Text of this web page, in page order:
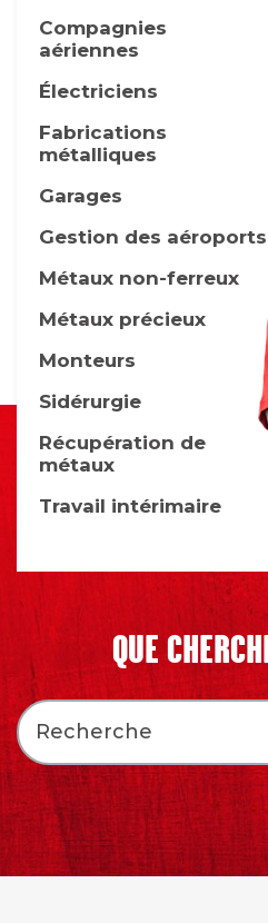
Compagnies
aériennes
Électriciens
Fabrications
métalliques
Garages
Gestion des aéroports
Métaux non-ferreux
Métaux précieux
Monteurs
Sidérurgie
Récupération de
métaux
Travail intérimaire
QUE